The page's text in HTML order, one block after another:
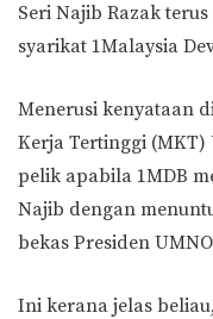
Seri Najib Razak
syarikat 1Malaysia
Menerusi kenyataan
Kerja Tertinggi
pelik apabila 1MDB
Najib dengan
bekas Presiden
Ini kerana jelas